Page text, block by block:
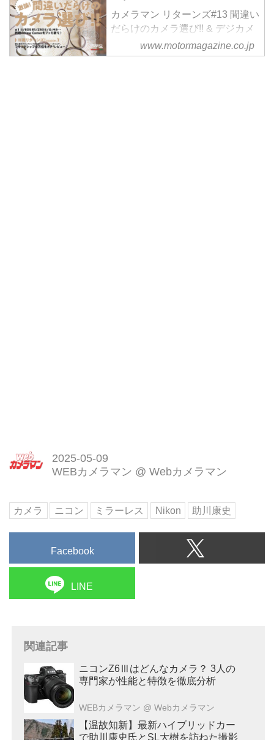
カメラマン リターンズ#13 間違い
だらけのカメラ選び!! & デジカメ
BOOK 2024-2025
定価 1,650円（本体 1,500円）
www.motormagazine.co.jp
2025-05-09
WEBカメラマン @ Webカメラマン
カメラ ニコン ミラーレス Nikon 助川康史
Facebook
LINE
関連記事
ニコンZ6Ⅲはどんなカメラ？ 3人の
専門家が性能と特徴を徹底分析
WEBカメラマン @ Webカメラマン
【温故知新】最新ハイブリッドカー
で助川康史氏とSL大樹を訪ねた撮影